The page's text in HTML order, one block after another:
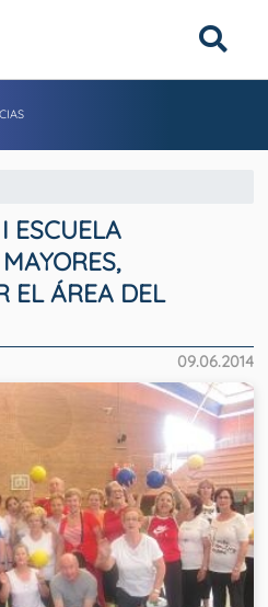
ESCUELA
EL ÁREA DEL
09.06.2014